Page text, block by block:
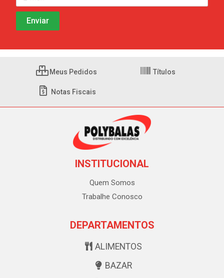
Meus Pedidos Títulos
Notas Fiscais
INSTITUCIONAL
Quem Somos
Trabalhe Conosco
DEPARTAMENTOS
ALIMENTOS
BAZAR